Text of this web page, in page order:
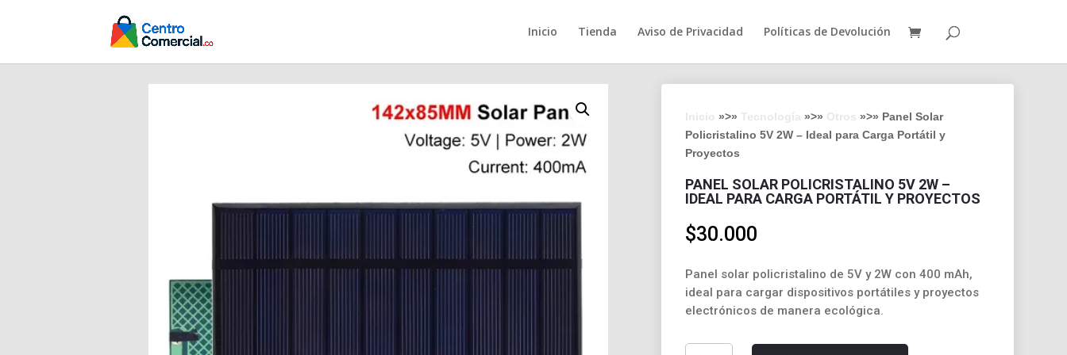
Inicio Tienda Aviso de Privacidad Políticas de Devolución
»>» »>»
»>» Panel Solar
Policristalino 5V 2W – Ideal para Carga Portátil y
Proyectos
PANEL SOLAR POLICRISTALINO 5V 2W –
IDEAL PARA CARGA PORTÁTIL Y PROYECTOS
$30.000
Panel solar policristalino de 5V y 2W con 400 mAh,
ideal para cargar dispositivos portátiles y proyectos
electrónicos de manera ecológica.